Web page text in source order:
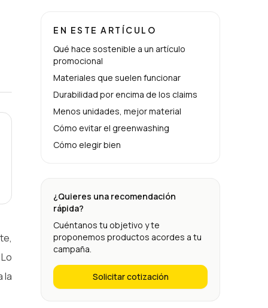
la
EN ESTE ARTÍCULO
Qué hace sostenible a un artículo
promocional
Materiales que suelen funcionar
Durabilidad por encima de los claims
Menos unidades, mejor material
Cómo evitar el greenwashing
Cómo elegir bien
¿Quieres una recomendación
rápida?
Cuéntanos tu objetivo y te
proponemos productos acordes a tu
campaña.
Solicitar cotización